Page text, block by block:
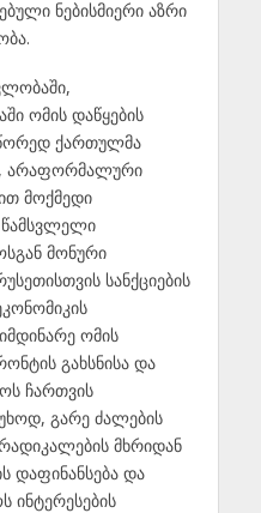
ნებისმიერი აზრი
ომის დაწყების
ქართულმა
არაფორმალური
მოქმედი
მონური
სანქციების
ომის
გახსნისა და
ჩართვის
გარე ძალების
მხრიდან
დაფინანსება და
ინტერესების